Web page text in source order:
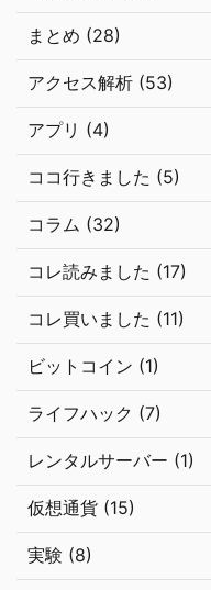
まとめ (28)
アクセス解析 (53)
アプリ (4)
ココ行きました (5)
コラム (32)
コレ読みました (17)
コレ買いました (11)
ビットコイン (1)
ライフハック (7)
レンタルサーバー (1)
仮想通貨 (15)
実験 (8)